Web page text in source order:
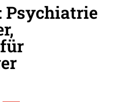
Psychiatrie